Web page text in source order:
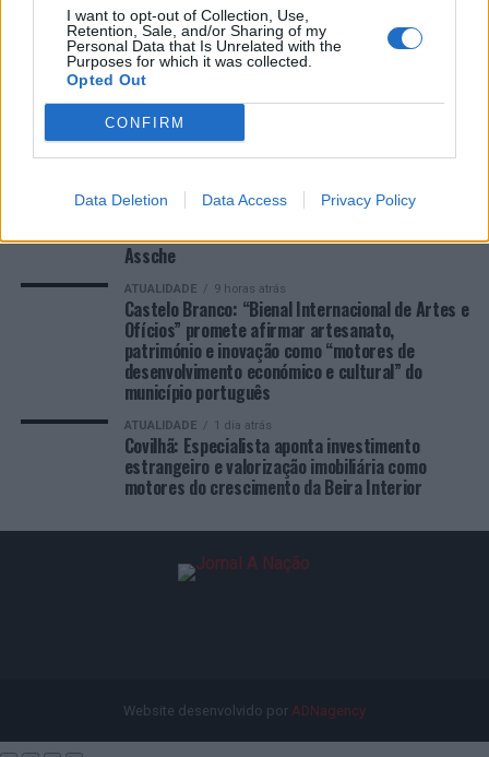
I want to opt-out of Collection, Use,
Retention, Sale, and/or Sharing of my
Personal Data that Is Unrelated with the
Purposes for which it was collected.
Opted Out
CONFIRM
Data Deletion Data Access Privacy Policy
Esposende acolhe festival de kitesurf
COMENTÁRIOS RECENTES
ÚLTIMAS DESTAQUE VIDEOS
ATUALIDADE 3 horas atrás
“Millennium Estoril Open 2026” regressou ao
circuito ATP com vitória do francês Luca Van
Assche
ATUALIDADE 9 horas atrás
Castelo Branco: “Bienal Internacional de Artes e
Ofícios” promete afirmar artesanato,
património e inovação como “motores de
desenvolvimento económico e cultural” do
município português
ATUALIDADE 1 dia atrás
Covilhã: Especialista aponta investimento
estrangeiro e valorização imobiliária como
motores do crescimento da Beira Interior
Website desenvolvido por ADNagency